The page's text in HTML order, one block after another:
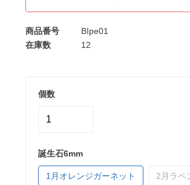
商品番号
BIpe01
在庫数
12
個数
誕生石6mm
1月オレンジガーネット 2月ラベ